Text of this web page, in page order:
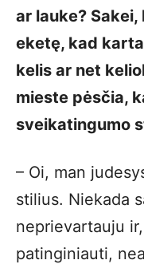
ar lauke?
eketę, kad
kelis ar net
mieste pėsčia,
sveikatingumo
– Oi, man
stilius. Niekada
neprievartauju
patinginiauti,